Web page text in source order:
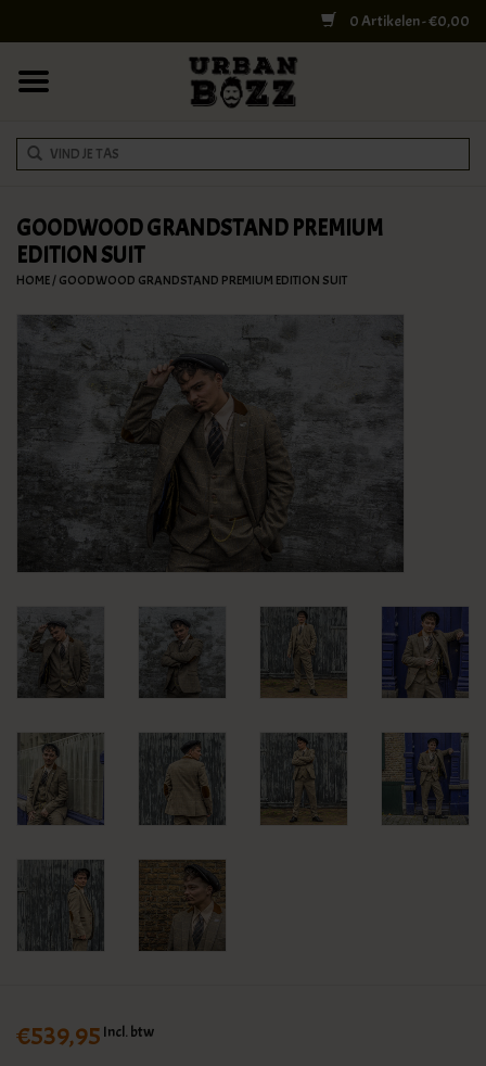
0 Artikelen - €0,00
COLLEGE BAGS
RUGZAKKEN
WERK & LAPTOPTASSEN
SHELBY BROTHERS
REISTASSEN
DOKTERSTASSEN
KLEDING
SPECIALS
SALE
BLOG
GOODWOOD GRANDSTAND PREMIUM
EDITION SUIT
HOME/GOODWOOD GRANDSTAND PREMIUM EDITION SUIT
€539,95 Incl. btw